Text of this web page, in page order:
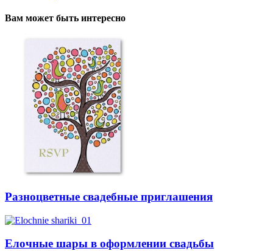
Вам может быть интересно
Разноцветные свадебные приглашения
Елочные шары в оформлении свадьбы